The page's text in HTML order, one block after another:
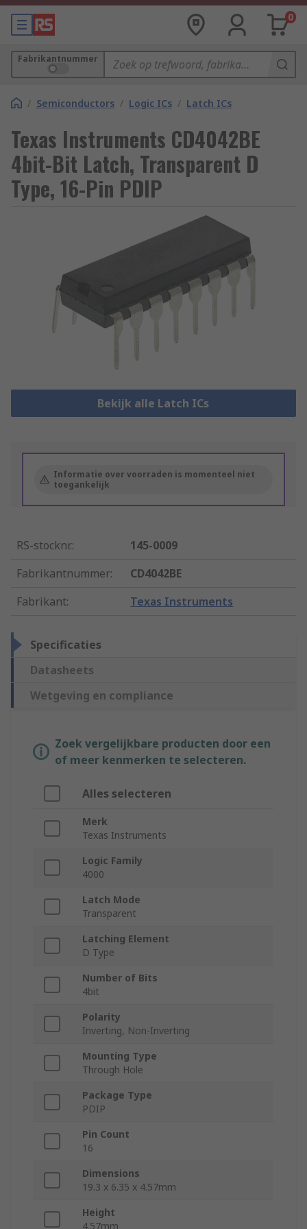
0
Fabrikantnummer
/ Semiconductors / Logic ICs / Latch ICs
Texas Instruments CD4042BE
4bit-Bit Latch, Transparent D
Type, 16-Pin PDIP
Bekijk alle Latch ICs
Informatie over voorraden is momenteel niet
toegankelijk
RS-stocknr.:
145-0009
Fabrikantnummer:
CD4042BE
Fabrikant: Texas Instruments
Specificaties
Datasheets
Wetgeving en compliance
Zoek vergelijkbare producten door een
of meer kenmerken te selecteren.
Alles selecteren
Merk
Texas Instruments
Logic Family
4000
Latch Mode
Transparent
Latching Element
D Type
Number of Bits
4bit
Polarity
Inverting, Non-Inverting
Mounting Type
Through Hole
Package Type
PDIP
Pin Count
16
Dimensions
19.3 x 6.35 x 4.57mm
Height
4.57mm